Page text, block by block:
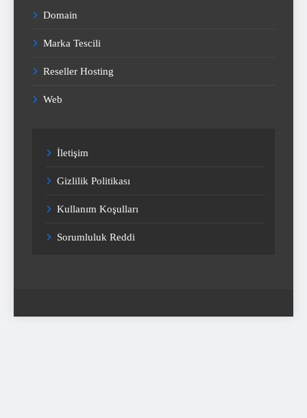
Domain
Marka Tescili
Reseller Hosting
Web
İletişim
Gizlilik Politikası
Kullanım Koşulları
Sorumluluk Reddi